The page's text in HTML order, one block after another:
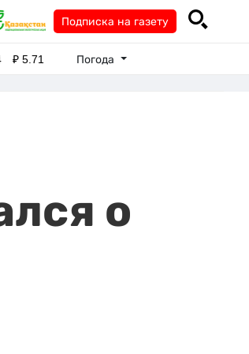
Подписка на газету
₽5.71 Погода
о